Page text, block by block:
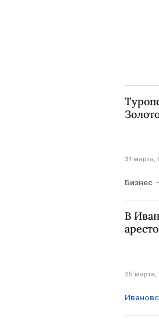
31 марта,
Бизнес
В
25 марта,